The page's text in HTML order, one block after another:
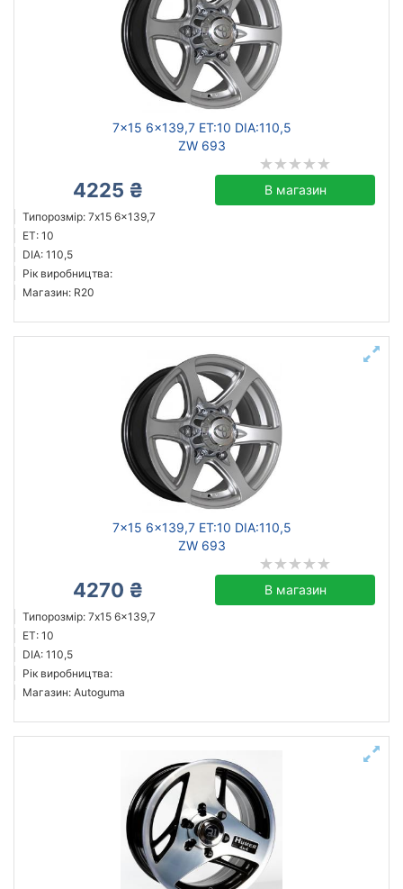
7x15 6x139,7 ET:10 DIA:110,5
ZW 693
4225 ₴ В магазин
Типорозмір: 7x15 6x139,7
ET: 10
DIA: 110,5
Рік виробництва:
Магазин: R20
7x15 6x139,7 ET:10 DIA:110,5
ZW 693
4270 ₴ В магазин
Типорозмір: 7x15 6x139,7
ET: 10
DIA: 110,5
Рік виробництва:
Магазин: Autoguma
Підібрати